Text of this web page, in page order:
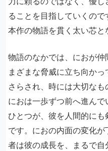
ることを目指していくので
本作の物語を貫く太い芯と
物語のなかでは、におが
まざまな脅威に立ち向か
さらされ、時には大切なも
におは一歩ずつ前へ進ん
ひとつが、彼を人間的に
です。におの内面の変化
者は彼の成長を、まるで